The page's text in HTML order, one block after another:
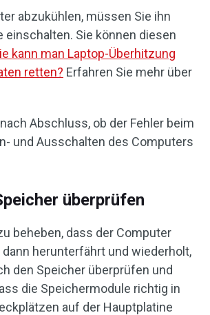
abzukühlen, müssen Sie ihn
einschalten. Sie können diesen
kann man Laptop-Überhitzung
retten? Erfahren Sie mehr über
Abschluss, ob der Fehler beim
und Ausschalten des Computers
überprüfen
beheben, dass der Computer
herunterfährt und wiederholt,
den Speicher überprüfen und
die Speichermodule richtig in
auf der Hauptplatine